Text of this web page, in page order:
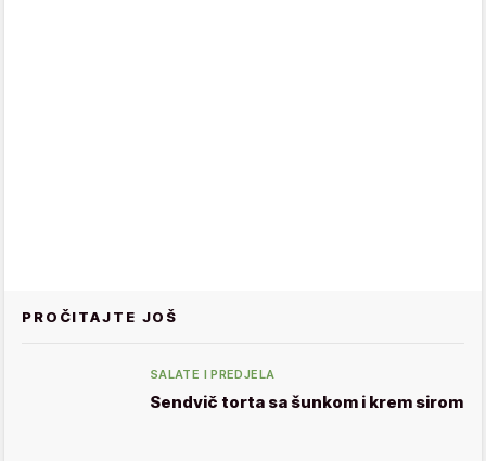
PROČITAJTE JOŠ
SALATE I PREDJELA
Sendvič torta sa šunkom i krem sirom